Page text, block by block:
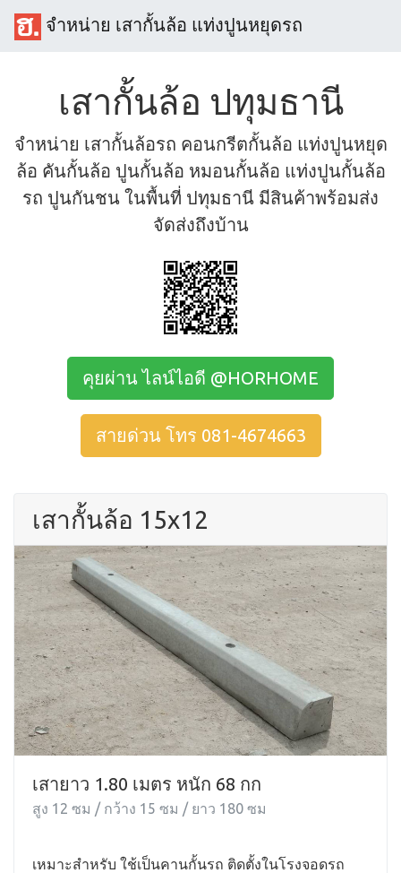
จำหน่าย เสากั้นล้อ แท่งปูนหยุดรถ
เสากั้นล้อ ปทุมธานี
จำหน่าย เสากั้นล้อรถ คอนกรีตกั้นล้อ แท่งปูนหยุด
ล้อ คันกั้นล้อ ปูนกั้นล้อ หมอนกั้นล้อ แท่งปูนกั้นล้อ
รถ ปูนกันชน ในพื้นที่ ปทุมธานี มีสินค้าพร้อมส่ง
จัดส่งถึงบ้าน
คุยผ่าน ไลน์ไอดี @HORHOME
สายด่วน โทร 081-4674663
เสากั้นล้อ 15x12
เสายาว 1.80 เมตร หนัก 68 กก
สูง 12 ซม / กว้าง 15 ซม / ยาว 180 ซม
เหมาะสำหรับ ใช้เป็นคานกั้นรถ ติดตั้งในโรงจอดรถ